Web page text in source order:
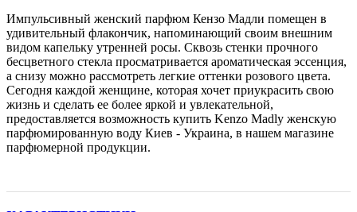
Импульсивный женский парфюм Кензо Мадли помещен в
удивительный флакончик, напоминающий своим внешним
видом капельку утренней росы. Сквозь стенки прочного
бесцветного стекла просматривается ароматическая эссенция,
а снизу можно рассмотреть легкие оттенки розового цвета.
Сегодня каждой женщине, которая хочет приукрасить свою
жизнь и сделать ее более яркой и увлекательной,
предоставляется возможность купить Kenzo Madly женскую
парфюмированную воду Киев - Украина, в нашем магазине
парфюмерной продукции.